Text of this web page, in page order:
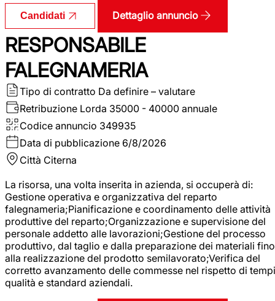
Candidati Dettaglio annuncio
RESPONSABILE
FALEGNAMERIA
Tipo di contratto Da definire – valutare
Retribuzione Lorda 35000 - 40000 annuale
Codice annuncio 349935
Data di pubblicazione 6/8/2026
Città Citerna
La risorsa, una volta inserita in azienda, si occuperà di:
Gestione operativa e organizzativa del reparto
falegnameria;Pianificazione e coordinamento delle attività
produttive del reparto;Organizzazione e supervisione del
personale addetto alle lavorazioni;Gestione del processo
produttivo, dal taglio e dalla preparazione dei materiali fino
alla realizzazione del prodotto semilavorato;Verifica del
corretto avanzamento delle commesse nel rispetto di
qualità e standard aziendali.